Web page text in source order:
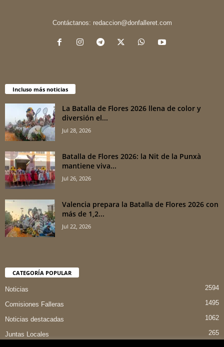
Contáctanos: redaccion@donfalleret.com
Incluso más noticias
La Batalla de Flores 2026 llena de color y
diversión el...
Jul 28, 2026
Batalla de Flores 2026: la Nit de la Punxà
mantiene viva...
Jul 26, 2026
Valencia prepara la Batalla de Flores 2026 con
más de 1,2...
Jul 22, 2026
CATEGORÍA POPULAR
Noticias 2594
Comisiones Falleras 1495
Noticias destacadas 1062
Juntas Locales 265